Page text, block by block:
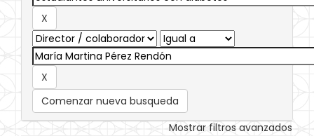
Comenzar nueva busqueda
Mostrar filtros avanzados